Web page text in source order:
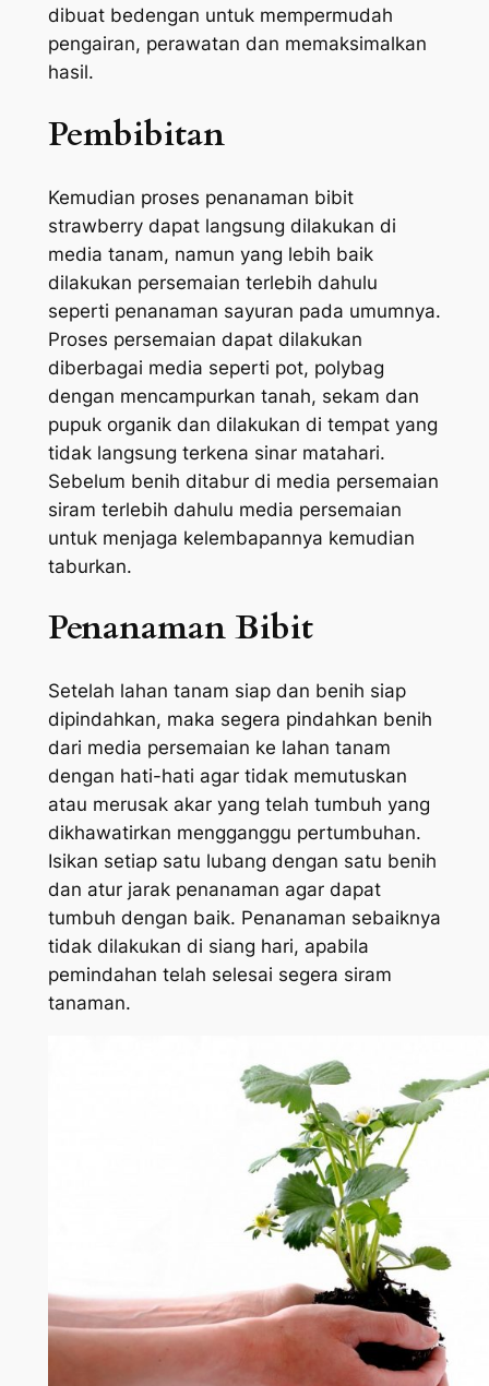
dibuat bedengan untuk mempermudah
pengairan, perawatan dan memaksimalkan
hasil.
Pembibitan
Kemudian proses penanaman bibit
strawberry dapat langsung dilakukan di
media tanam, namun yang lebih baik
dilakukan persemaian terlebih dahulu
seperti penanaman sayuran pada umumnya.
Proses persemaian dapat dilakukan
diberbagai media seperti pot, polybag
dengan mencampurkan tanah, sekam dan
pupuk organik dan dilakukan di tempat yang
tidak langsung terkena sinar matahari.
Sebelum benih ditabur di media persemaian
siram terlebih dahulu media persemaian
untuk menjaga kelembapannya kemudian
taburkan.
Penanaman Bibit
Setelah lahan tanam siap dan benih siap
dipindahkan, maka segera pindahkan benih
dari media persemaian ke lahan tanam
dengan hati-hati agar tidak memutuskan
atau merusak akar yang telah tumbuh yang
dikhawatirkan mengganggu pertumbuhan.
Isikan setiap satu lubang dengan satu benih
dan atur jarak penanaman agar dapat
tumbuh dengan baik. Penanaman sebaiknya
tidak dilakukan di siang hari, apabila
pemindahan telah selesai segera siram
tanaman.